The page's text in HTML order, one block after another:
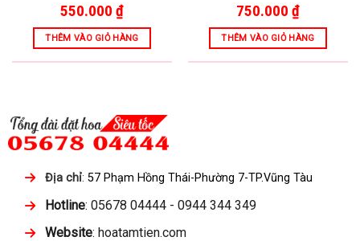
550.000 ₫
THÊM VÀO GIỎ HÀNG
750.000 ₫
THÊM VÀO GIỎ HÀNG
Địa chỉ: 57 Phạm Hồng Thái-Phường 7-TP.Vũng Tàu
Hotline: 05678 04444 - 0944 344 349
Website: hoatamtien.com